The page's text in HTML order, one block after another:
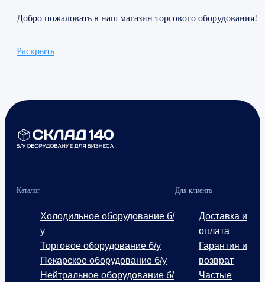
Добро пожаловать в наш магазин торгового оборудования!
Раскрыть
Каталог
Холодильное оборудование б/
у
Торговое оборудование б/у
Пекарское оборудование б/у
Нейтральное оборудование б/
Для клиента
Доставка и
оплата
Гарантия и
возврат
Частые